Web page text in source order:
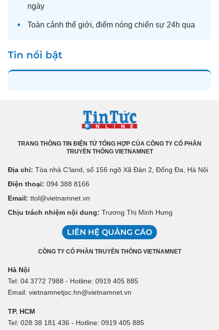
ngày
Toàn cảnh thế giới, điểm nóng chiến sự 24h qua
Tin nổi bật
TRANG THÔNG TIN ĐIỆN TỬ TỔNG HỢP CỦA CÔNG TY CỔ PHẦN
TRUYỀN THÔNG VIETNAMNET
Địa chỉ: Tòa nhà C’land, số 156 ngõ Xã Đàn 2, Đống Đa, Hà Nội
Điện thoại: 094 388 8166
Email: ttol@vietnamnet.vn
Chịu trách nhiệm nội dung: Trương Thị Minh Hưng
LIÊN HỆ QUẢNG CÁO
CÔNG TY CỔ PHẦN TRUYỀN THÔNG VIETNAMNET
Hà Nội
Tel: 04 3772 7988 - Hotline: 0919 405 885
Email: vietnamnetjsc.hn@vietnamnet.vn
TP. HCM
Tel: 028 38 181 436 - Hotline: 0919 405 885